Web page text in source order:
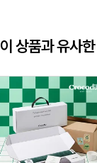
이 상품과 유사한